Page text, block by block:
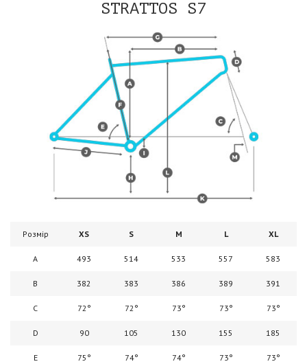
STRATTOS S7
Розмір XS S M L XL
A 493 514 533 557 583
B 382 383 386 389 391
C 72° 72° 73° 73° 73°
D 90 105 130 155 185
E 75° 74° 74° 73° 73°